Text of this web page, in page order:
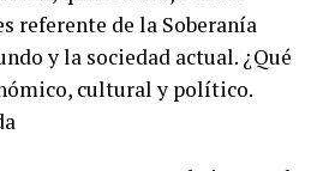
referente de la Soberanía
y la sociedad actual. ¿Qué
cultural y político.